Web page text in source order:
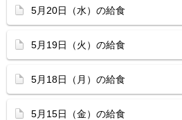
5月20日（水）の給食
5月19日（火）の給食
5月18日（月）の給食
5月15日（金）の給食